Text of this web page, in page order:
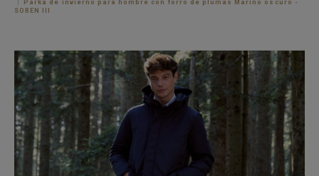
Parka de invierno para hombre con forro de plumas Marino oscuro -
SOREN III